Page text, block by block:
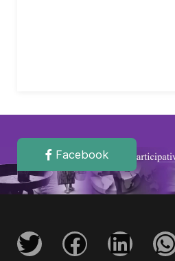
Facebook